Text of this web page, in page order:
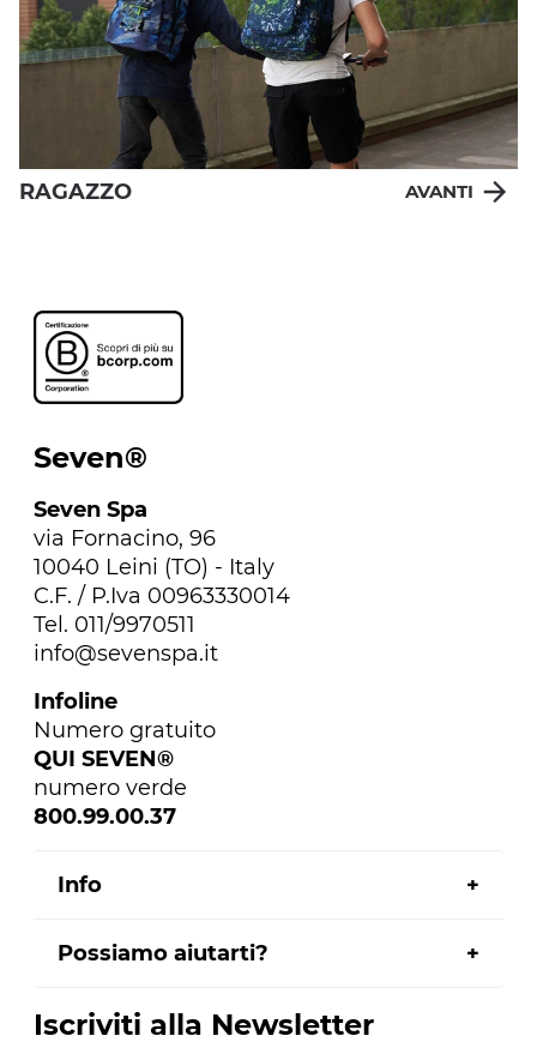
RAGAZZO AVANTI
Seven®
Seven Spa
via Fornacino, 96
10040 Leini (TO) - Italy
C.F. / P.Iva 00963330014
Tel. 011/9970511
info@sevenspa.it
Infoline
Numero gratuito
QUI SEVEN®
numero verde
800.99.00.37
Info
Possiamo aiutarti?
Iscriviti alla Newsletter